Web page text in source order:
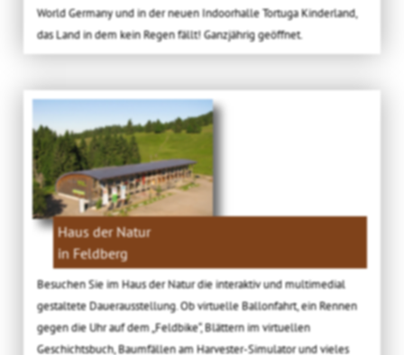
World Germany und in der neuen Indoorhalle Tortuga Kinderland,
das Land in dem kein Regen fällt! Ganzjährig geöffnet.
Haus der Natur
in Feldberg
Besuchen Sie im Haus der Natur die interaktiv und multimedial
gestaltete Dauerausstellung. Ob virtuelle Ballonfahrt, ein Rennen
gegen die Uhr auf dem „Feldbike“, Blättern im virtuellen
Geschichtsbuch, Baumfällen am Harvester-Simulator und vieles